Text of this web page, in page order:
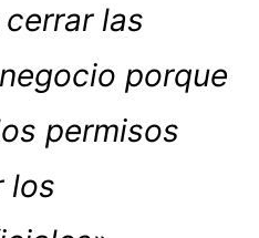
las
porque
permisos
los